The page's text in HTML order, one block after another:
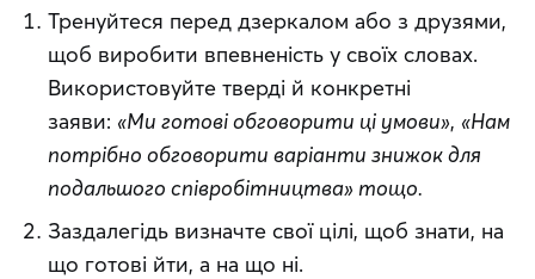
Тренуйтеся перед дзеркалом або з друзями,
щоб виробити впевненість у своїх словах.
Використовуйте тверді й конкретні
заяви: «Ми готові обговорити ці умови», «Нам
потрібно обговорити варіанти знижок для
подальшого співробітництва» тощо.
Заздалегідь визначте свої цілі, щоб знати, на
що готові йти, а на що ні.